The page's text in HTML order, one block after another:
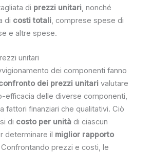
di prezzi unitari, nonché
di costi totali, comprese spese di
e altre spese.
unitari
dei componenti fanno
dei prezzi unitari valutare
efficacia delle diverse componenti,
fattori finanziari che qualitativi. Ciò
di costo per unità di ciascun
determinare il miglior rapporto
Confrontando prezzi e costi, le